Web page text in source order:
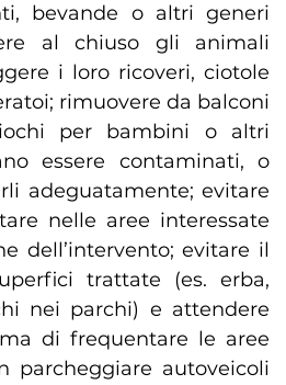
bevande o altri generi
al chiuso gli animali
i loro ricoveri, ciotole
rimuovere da balconi
per bambini o altri
essere contaminati, o
adeguatamente; evitare
nelle aree interessate
dell’intervento; evitare il
trattate (es. erba,
nei parchi) e attendere
di frequentare le aree
parcheggiare autoveicoli